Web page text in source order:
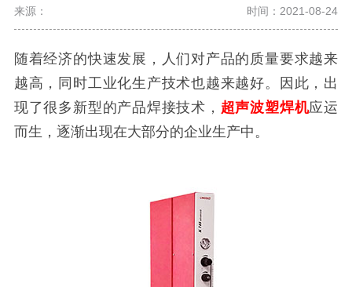
来源： 时间：2021-08-24
随着经济的快速发展，人们对产品的质量要求越来
越高，同时工业化生产技术也越来越好。因此，出
现了很多新型的产品焊接技术， 超声波塑焊机应运
而生，逐渐出现在大部分的企业生产中。